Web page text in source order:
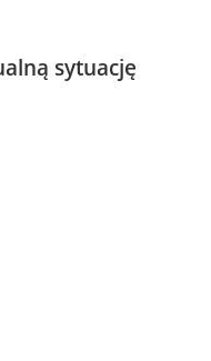
sytuację